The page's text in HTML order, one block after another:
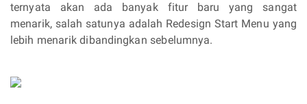
ternyata akan ada banyak fitur baru yang sangat
menarik, salah satunya adalah Redesign Start Menu yang
lebih menarik dibandingkan sebelumnya.